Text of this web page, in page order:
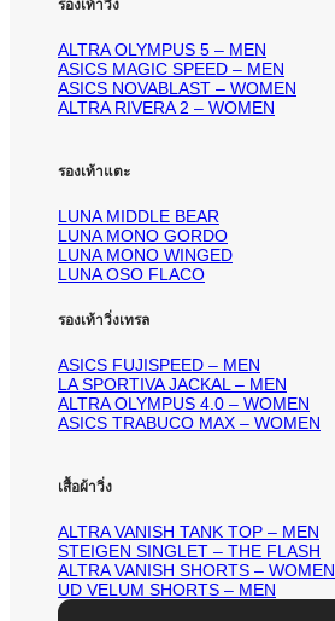
รองเท้าวิ่ง
ALTRA OLYMPUS 5 – MEN
ASICS MAGIC SPEED – MEN
ASICS NOVABLAST – WOMEN
ALTRA RIVERA 2 – WOMEN
รองเท้าแตะ
LUNA MIDDLE BEAR
LUNA MONO GORDO
LUNA MONO WINGED
LUNA OSO FLACO
รองเท้าวิ่งเทรล
ASICS FUJISPEED – MEN
LA SPORTIVA JACKAL – MEN
ALTRA OLYMPUS 4.0 – WOMEN
ASICS TRABUCO MAX – WOMEN
เสื้อผ้าวิ่ง
ALTRA VANISH TANK TOP – MEN
STEIGEN SINGLET – THE FLASH
ALTRA VANISH SHORTS – WOMEN
UD VELUM SHORTS – MEN